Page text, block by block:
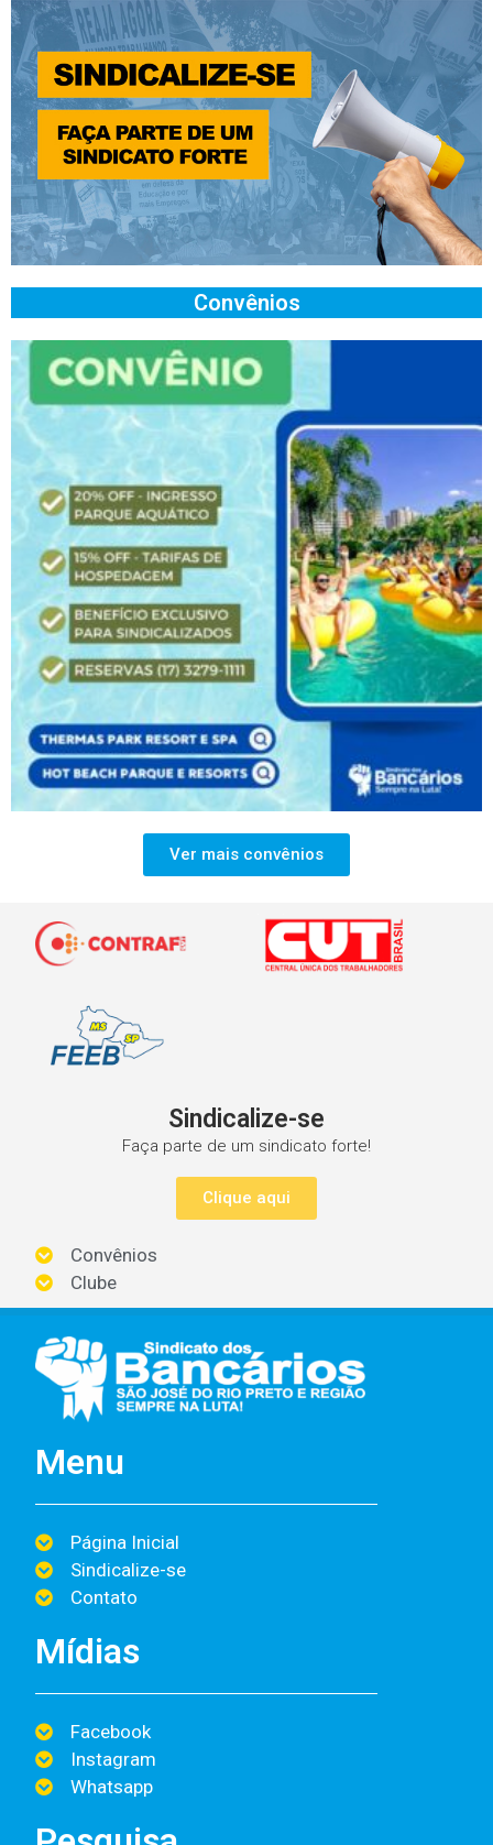
Convênios
Ver mais convênios
Sindicalize-se
Faça parte de um sindicato forte!
Clique aqui
Convênios
Clube
Menu
Página Inicial
Sindicalize-se
Contato
Mídias
Facebook
Instagram
Whatsapp